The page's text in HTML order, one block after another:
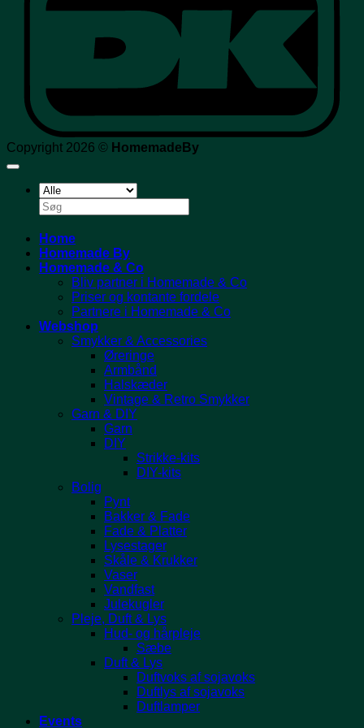
Copyright 2026 © HomemadeBy
Søg
efter:
Home
Homemade By
Homemade & Co
Bliv partner i Homemade & Co
Priser og kontante fordele
Partnere i Homemade & Co
Webshop
Smykker & Accessories
Øreringe
Armbånd
Halskæder
Vintage & Retro Smykker
Garn & DIY
Garn
DIY
Strikke-kits
DIY-kits
Bolig
Pynt
Bakker & Fade
Fade & Platter
Lysestager
Skåle & Krukker
Vaser
Vandfast
Julekugler
Pleje, Duft & Lys
Hud- og hårpleje
Sæbe
Duft & Lys
Duftvoks af sojavoks
Duftlys af sojavoks
Duftlamper
Events